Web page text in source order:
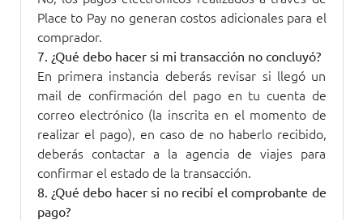
Place to Pay no generan costos adicionales para el
comprador.
7. ¿Qué debo hacer si mi transacción no concluyó?
En primera instancia deberás revisar si llegó un
mail de confirmación del pago en tu cuenta de
correo electrónico (la inscrita en el momento de
realizar el pago), en caso de no haberlo recibido,
deberás contactar a la agencia de viajes para
confirmar el estado de la transacción.
8. ¿Qué debo hacer si no recibí el comprobante de
pago?